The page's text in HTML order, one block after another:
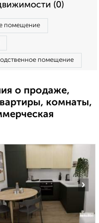
(0)
помещение
помещение
о продаже,
комнаты,
›